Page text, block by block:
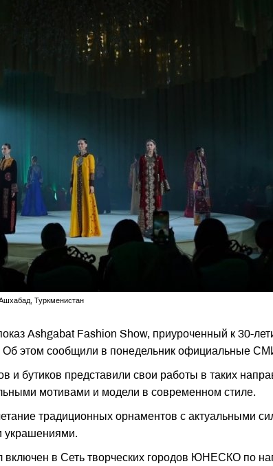
Туркменистан
Ashgabat Fashion Show, приуроченный к 30-
Об этом сообщили в понедельник официальные
и бутиков представили свои работы в таких
мотивами и модели в современном стиле.
традиционных орнаментов с актуальными
украшениями.
включен в Сеть творческих городов ЮНЕСКО по